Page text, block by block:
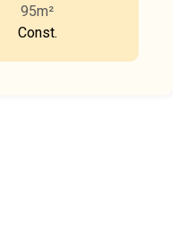
95m²
Const.